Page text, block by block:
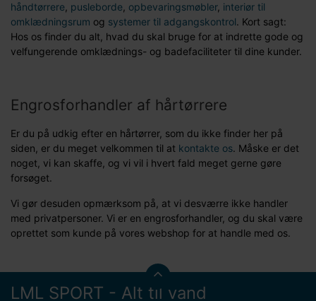
håndtørrere pusleborde opbevaringsmøbler, interiør til
omklædningsrum og systemer til adgangskontrol. Kort sagt:
Hos os finder du alt, hvad du skal bruge for at indrette gode og
velfungerende omklædnings- og badefaciliteter til dine kunder.
Engrosforhandler af hårtørrere
Er du på udkig efter en hårtørrer, som du ikke finder her på
siden, er du meget velkommen til at kontakte os. Måske er det
noget, vi kan skaffe, og vi vil i hvert fald meget gerne gøre
forsøget.
Vi gør desuden opmærksom på, at vi desværre ikke handler
med privatpersoner. Vi er en engrosforhandler, og du skal være
oprettet som kunde på vores webshop for at handle med os.
LML SPORT - Alt til vand